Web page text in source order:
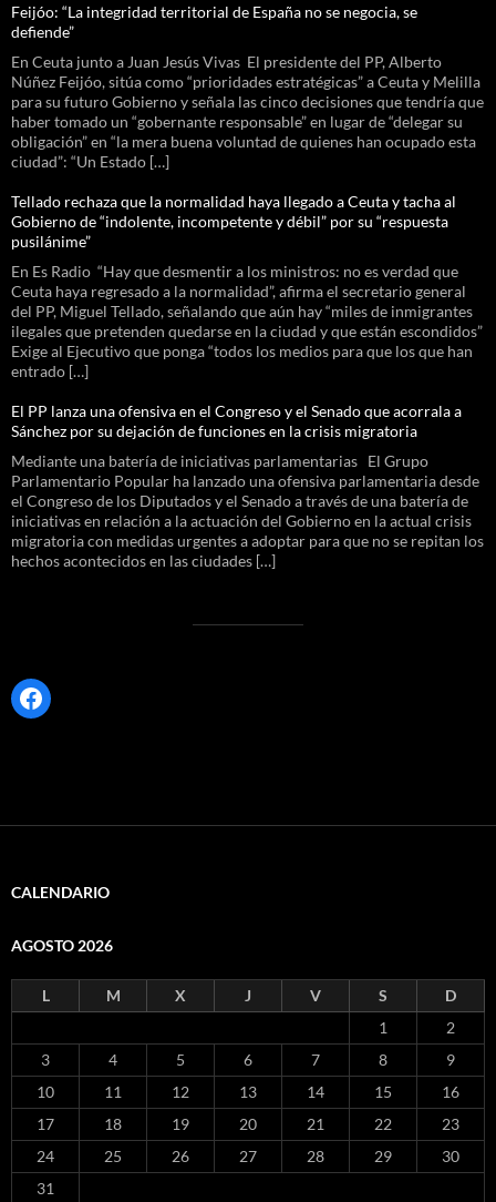
Feijóo: “La integridad territorial de España no se negocia, se
defiende”
En Ceuta junto a Juan Jesús Vivas El presidente del PP, Alberto
Núñez Feijóo, sitúa como “prioridades estratégicas” a Ceuta y Melilla
para su futuro Gobierno y señala las cinco decisiones que tendría que
haber tomado un “gobernante responsable” en lugar de “delegar su
obligación” en “la mera buena voluntad de quienes han ocupado esta
ciudad”: “Un Estado […]
Tellado rechaza que la normalidad haya llegado a Ceuta y tacha al
Gobierno de “indolente, incompetente y débil” por su “respuesta
pusilánime”
En Es Radio “Hay que desmentir a los ministros: no es verdad que
Ceuta haya regresado a la normalidad”, afirma el secretario general
del PP, Miguel Tellado, señalando que aún hay “miles de inmigrantes
ilegales que pretenden quedarse en la ciudad y que están escondidos”
Exige al Ejecutivo que ponga “todos los medios para que los que han
entrado […]
El PP lanza una ofensiva en el Congreso y el Senado que acorrala a
Sánchez por su dejación de funciones en la crisis migratoria
Mediante una batería de iniciativas parlamentarias El Grupo
Parlamentario Popular ha lanzado una ofensiva parlamentaria desde
el Congreso de los Diputados y el Senado a través de una batería de
iniciativas en relación a la actuación del Gobierno en la actual crisis
migratoria con medidas urgentes a adoptar para que no se repitan los
hechos acontecidos en las ciudades […]
Facebook
CALENDARIO
AGOSTO 2026
L M X J V S
D
1
2
3
4 5 6 7 8
9
10
11 12 13 14 15
16
17
18 19 20 21 22
23
24
25 26 27 28 29
30
31